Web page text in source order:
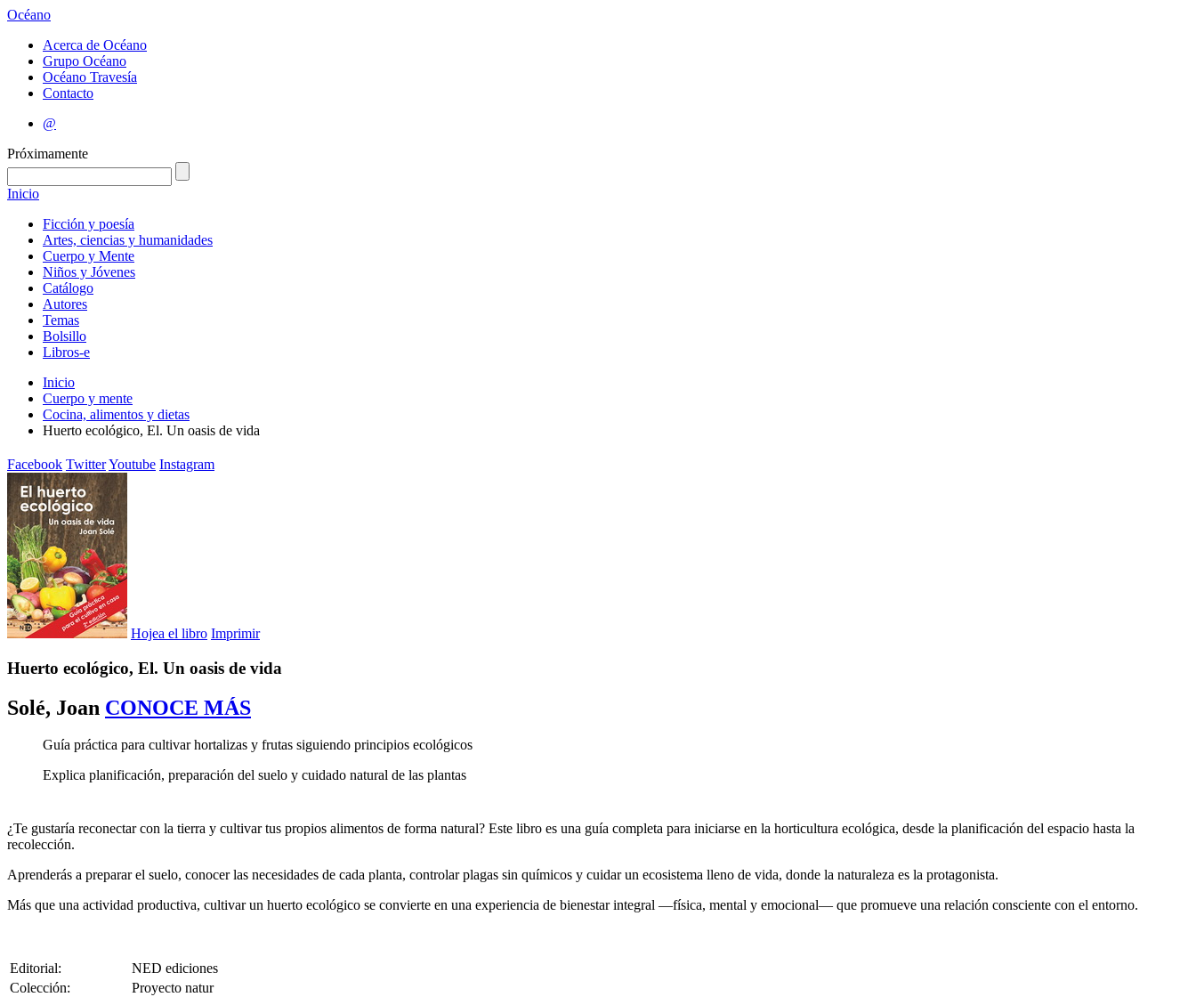
Océano
Acerca de Océano
Grupo Océano
Océano Travesía
Contacto
@
Próximamente
Inicio
Ficción y poesía
Artes, ciencias y humanidades
Cuerpo y Mente
Niños y Jóvenes
Catálogo
Autores
Temas
Bolsillo
Libros-e
Inicio
Cuerpo y mente
Cocina, alimentos y dietas
Huerto ecológico, El. Un oasis de vida
Facebook TwitterYoutube Instagram
Hojea el libro Imprimir
Huerto ecológico, El. Un oasis de vida
Solé, Joan CONOCE MÁS
Guía práctica para cultivar hortalizas y frutas siguiendo principios ecológicos
Explica planificación, preparación del suelo y cuidado natural de las plantas
¿Te gustaría reconectar con la tierra y cultivar tus propios alimentos de forma natural? Este libro es una guía completa para iniciarse en la horticultura ecológica, desde la planificación del espacio hasta la
recolección.
Aprenderás a preparar el suelo, conocer las necesidades de cada planta, controlar plagas sin químicos y cuidar un ecosistema lleno de vida, donde la naturaleza es la protagonista.
Más que una actividad productiva, cultivar un huerto ecológico se convierte en una experiencia de bienestar integral —física, mental y emocional— que promueve una relación consciente con el entorno.
Editorial:
NED ediciones
Colección:
Proyecto natur